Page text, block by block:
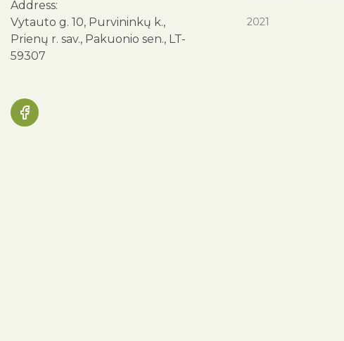
Address:
Vytauto g. 10, Purvininkų k.,
Prienų r. sav., Pakuonio sen., LT-
59307
2021